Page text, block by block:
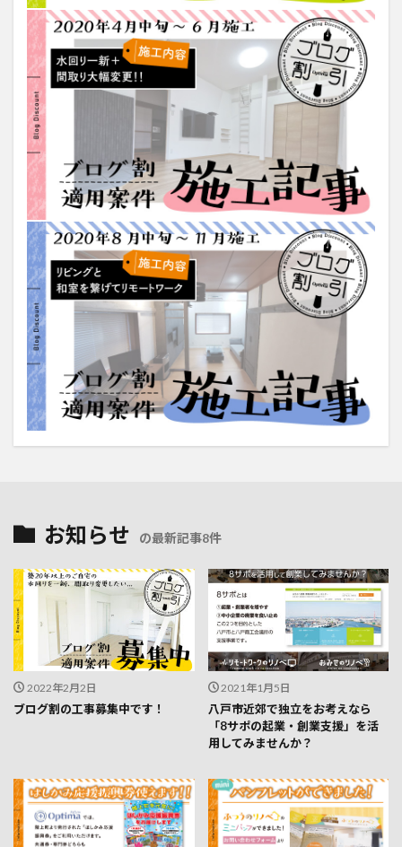
お知らせ の最新記事8件
2022年2月2日
ブログ割の工事募集中です！
2021年1月5日
八戸市近郊で独立をお考えなら
「8サポの起業・創業支援」を活
用してみませんか？